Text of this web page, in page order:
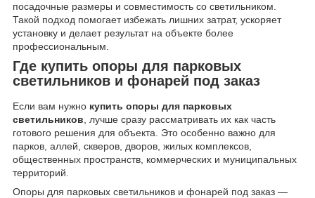
посадочные размеры и совместимость со светильником.
Такой подход помогает избежать лишних затрат, ускоряет
установку и делает результат на объекте более
профессиональным.
Где купить опоры для парковых
светильников и фонарей под заказ
Если вам нужно купить опоры для парковых
светильников , лучше сразу рассматривать их как часть
готового решения для объекта. Это особенно важно для
парков, аллей, скверов, дворов, жилых комплексов,
общественных пространств, коммерческих и муниципальных
территорий.
Опоры для парковых светильников и фонарей под заказ —